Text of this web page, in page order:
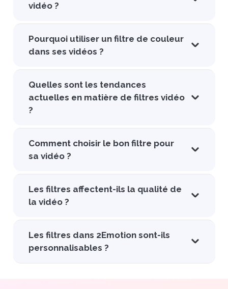
vidéo ?
Pourquoi utiliser un filtre de couleur
dans ses vidéos ?
Quelles sont les tendances
actuelles en matière de filtres vidéo
?
Comment choisir le bon filtre pour
sa vidéo ?
Les filtres affectent-ils la qualité de
la vidéo ?
Les filtres dans 2Emotion sont-ils
personnalisables ?